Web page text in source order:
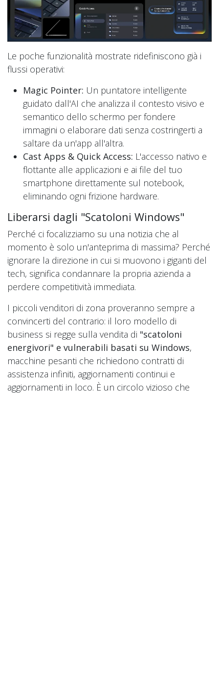
Le poche funzionalità mostrate ridefiniscono già i
flussi operativi:
Magic Pointer: Un puntatore intelligente
guidato dall'AI che analizza il contesto visivo e
semantico dello schermo per fondere
immagini o elaborare dati senza costringerti a
saltare da un'app all'altra.
Cast Apps & Quick Access: L'accesso nativo e
flottante alle applicazioni e ai file del tuo
smartphone direttamente sul notebook,
eliminando ogni frizione hardware.
Liberarsi dagli "Scatoloni Windows"
Perché ci focalizziamo su una notizia che al
momento è solo un'anteprima di massima? Perché
ignorare la direzione in cui si muovono i giganti del
tech, significa condannare la propria azienda a
perdere competitività immediata.
I piccoli venditori di zona proveranno sempre a
convincerti del contrario: il loro modello di
business si regge sulla vendita di "scatoloni
energivori" e vulnerabili basati su Windows,
macchine pesanti che richiedono contratti di
assistenza infiniti, aggiornamenti continui e
aggiornamenti in loco. È un circolo vizioso che